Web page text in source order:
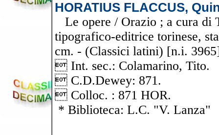
HORATIUS FLACCUS,
Le opere / Orazio ; a cura di
tipografico-editrice torinese,
cm. - (Classici latini) [n.i.
 Int. sec.: Colamarino, Tito.
 C.D.Dewey: 871.
 Colloc. : 871 HOR.
* Biblioteca: L.C. "V. Lanza"